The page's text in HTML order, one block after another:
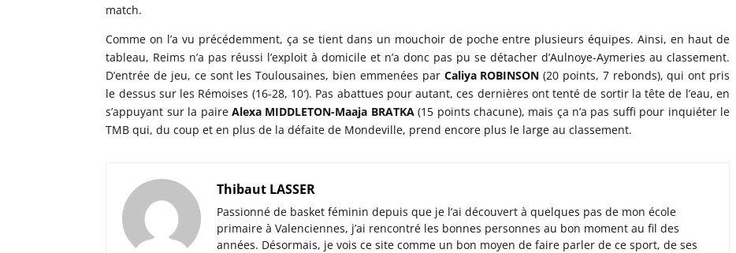
match.
Comme on l’a vu précédemment, ça se tient dans un mouchoir de poche entre plusieurs équipes. Ainsi, en haut de
tableau, Reims n’a pas réussi l’exploit à domicile et n’a donc pas pu se détacher d’Aulnoye-Aymeries au classement.
D’entrée de jeu, ce sont les Toulousaines, bien emmenées par Caliya ROBINSON (20 points, 7 rebonds), qui ont pris
le dessus sur les Rémoises (16-28, 10′). Pas abattues pour autant, ces dernières ont tenté de sortir la tête de l’eau, en
s’appuyant sur la paireAlexa MIDDLETON-Maaja BRATKA(15 points chacune), mais ça n’a pas suffi pour inquiéter le
TMB qui, du coup et en plus de la défaite de Mondeville, prend encore plus le large au classement.
Thibaut LASSER
Passionné de basket féminin depuis que je l’ai découvert à quelques pas de mon école
primaire à Valenciennes, j’ai rencontré les bonnes personnes au bon moment au fil des
années. Désormais, je vois ce site comme un bon moyen de faire parler de ce sport, de ses